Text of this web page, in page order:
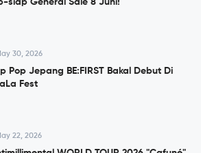
siap General Sale 8 Juni!
30, 2026
Pop Jepang BE:FIRST Bakal Debut Di
Fest
22, 2026